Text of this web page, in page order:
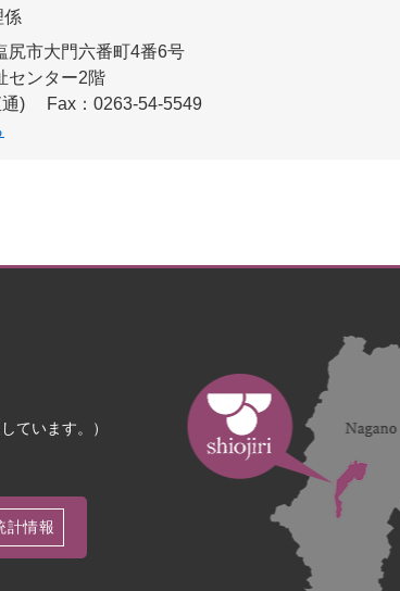
係
尻市大門六番町4番6号
センター2階
)
Fax：0263-54-5549
ています。）
計情報